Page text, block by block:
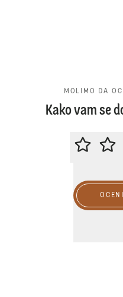
MOLIMO DA
Kako vam se